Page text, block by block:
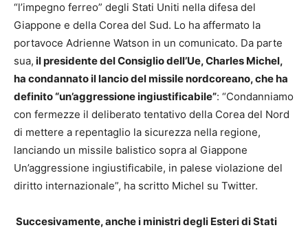
“l’impegno ferreo” degli Stati Uniti nella difesa del
Giappone e della Corea del Sud. Lo ha affermato la
portavoce Adrienne Watson in un comunicato. Da parte
sua, il presidente del Consiglio dell’Ue, Charles Michel,
ha condannato il lancio del missile nordcoreano, che ha
definito “un’aggressione ingiustificabile”: “Condanniamo
con fermezze il deliberato tentativo della Corea del Nord
di mettere a repentaglio la sicurezza nella regione,
lanciando un missile balistico sopra al Giappone
Un’aggressione ingiustificabile, in palese violazione del
diritto internazionale”, ha scritto Michel su Twitter.
Succesivamente, anche i ministri degli Esteri di Stati